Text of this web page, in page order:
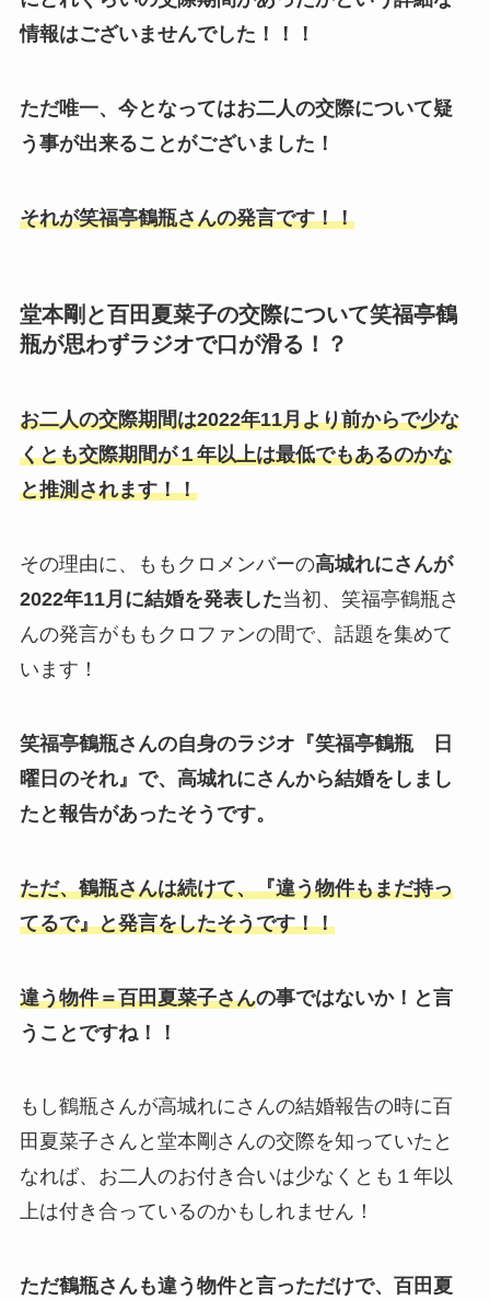
情報はございませんでした！！！
ただ唯一、今となってはお二人の交際について疑
う事が出来ることがございました！
それが笑福亭鶴瓶さんの発言です！！
堂本剛と百田夏菜子の交際について笑福亭鶴
瓶が思わずラジオで口が滑る！？
お二人の交際期間は2022年11月より前からで少な
くとも交際期間が１年以上は最低でもあるのかな
と推測されます！！
その理由に、ももクロメンバーの高城れにさんが
2022年11月に結婚を発表した当初、笑福亭鶴瓶さ
んの発言がももクロファンの間で、話題を集めて
います！
笑福亭鶴瓶さんの自身のラジオ『笑福亭鶴瓶 日
曜日のそれ』で、高城れにさんから結婚をしまし
たと報告があったそうです。
ただ、鶴瓶さんは続けて、『違う物件もまだ持っ
てるで』と発言をしたそうです！！
違う物件＝百田夏菜子さんの事ではないか！と言
うことですね！！
もし鶴瓶さんが高城れにさんの結婚報告の時に百
田夏菜子さんと堂本剛さんの交際を知っていたと
なれば、お二人のお付き合いは少なくとも１年以
上は付き合っているのかもしれません！
ただ鶴瓶さんも違う物件と言っただけで、百田夏